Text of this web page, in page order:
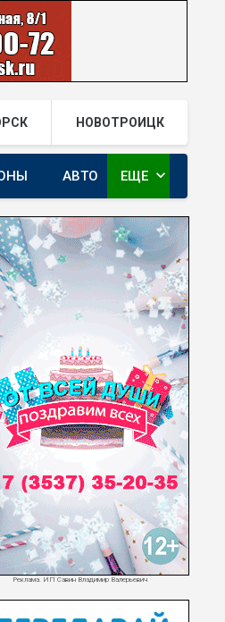
НОВОТРОИЦК
АВТО
В TELEGRAM
ЕЩЕ expand_more
Реклама. ИП Савин Владимир Валерьевич